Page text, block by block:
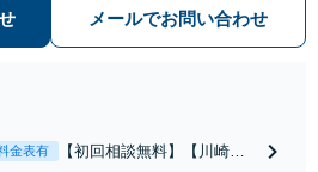
みます。クチコミ・リピーターの方
も多数。お気軽にお問い合わせ下さ
メールでお問い合わせ
金表有
【初回相談無料】【川崎駅